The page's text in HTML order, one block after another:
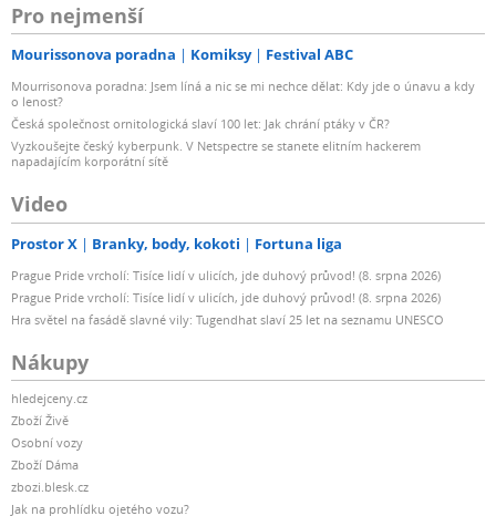
Pro nejmenší
Mourissonova poradna Komiksy Festival ABC
Mourrisonova poradna: Jsem líná a nic se mi nechce dělat: Kdy jde o únavu a kdy
o lenost?
Česká společnost ornitologická slaví 100 let: Jak chrání ptáky v ČR?
Vyzkoušejte český kyberpunk. V Netspectre se stanete elitním hackerem
napadajícím korporátní sítě
Video
Prostor X Branky, body, kokoti Fortuna liga
Prague Pride vrcholí: Tisíce lidí v ulicích, jde duhový průvod! (8. srpna 2026)
Prague Pride vrcholí: Tisíce lidí v ulicích, jde duhový průvod! (8. srpna 2026)
Hra světel na fasádě slavné vily: Tugendhat slaví 25 let na seznamu UNESCO
Nákupy
hledejceny.cz
Zboží Živě
Osobní vozy
Zboží Dáma
zbozi.blesk.cz
Jak na prohlídku ojetého vozu?